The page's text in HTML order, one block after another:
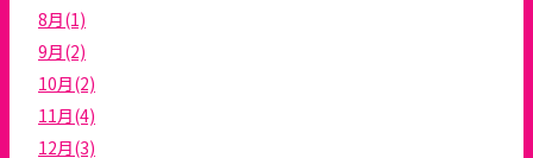
8月(1)
9月(2)
10月(2)
11月(4)
12月(3)